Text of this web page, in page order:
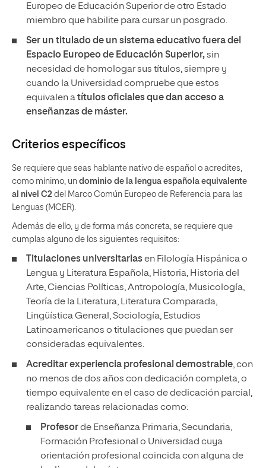
Europeo de Educación Superior de otro Estado
miembro que habilite para cursar un posgrado.
Ser un titulado de un sistema educativo fuera del
Espacio Europeo de Educación Superior,sin
necesidad de homologar sus títulos, siempre y
cuando la Universidad compruebe que estos
equivalen atítulos oficiales que dan acceso a
enseñanzas de máster.
Criterios específicos
Se requiere que seas hablante nativo de español o acredites,
como mínimo, un dominio de la lengua española equivalente
al nivel C2 del Marco Común Europeo de Referencia para las
Lenguas (MCER).
Además de ello, y de forma más concreta, se requiere que
cumplas alguno de los siguientes requisitos:
Titulaciones universitariasen Filología Hispánica o
Lengua y Literatura Española, Historia, Historia del
Arte, Ciencias Políticas, Antropología, Musicología,
Teoría de la Literatura, Literatura Comparada,
Lingüística General, Sociología, Estudios
Latinoamericanos o titulaciones que puedan ser
consideradas equivalentes.
Acreditar experiencia profesional demostrable, con
no menos de dos años con dedicación completa, o
tiempo equivalente en el caso de dedicación parcial,
realizando tareas relacionadas como:
Profesorde Enseñanza Primaria, Secundaria,
Formación Profesional o Universidad cuya
orientación profesional coincida con alguna de